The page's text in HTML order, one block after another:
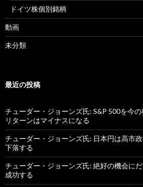
ドイツ株個別銘柄
動画
未分類
最近の投稿
チューダー・ジョーンズ氏: S&P 500を今
リターンはマイナスになる
チューダー・ジョーンズ氏: 日本円は高市
下落する
チューダー・ジョーンズ氏: 絶好の機会に
成功する